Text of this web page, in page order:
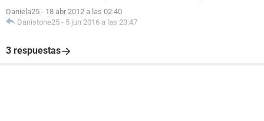
Daniela25 - 18 abr 2012 a las 02:40
Danistone25 - 5 jun 2016 a las 23:47
3 respuestas